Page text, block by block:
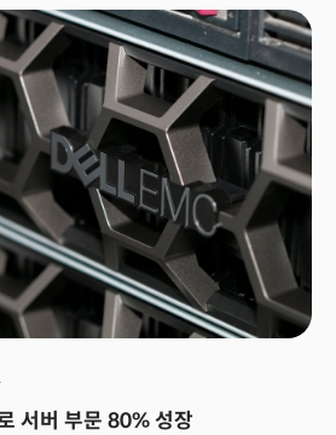
룸버그 이코노믹스는 서비스 인플레이션
월 이후 12월까지 총 세번의 금리인하를
은 부진한 고용 보고서를 소화하는 가운데
포인트) 수준의 점진적인 금리인하를
워치에 따르면 투자자들은 다음주 연준이
50bp 인하 가능성에 27% 베팅. 3. 애플
이 신제품을 발표하는 가을 'It's
번 행사를 통해 AI 기능이 포함된 아이폰16이
로 애플의 아이폰 출시 이벤트와
향을 끼치지 못하지만 이번에는 사상 최초로
회에 대한 업데이트나 AI 이니셔티브에 대한
로 전망. 월가는 인공지능 기능이 추가된
가 증가할 것으로 전망. 댄 아이브스, 웨드부시
가장 큰 업그레이드 주기가 시작될 것.'이라
카말리 해리스 부통령과 도널드 트럼프 전
서도 방송이 될 예정. 시장은 토론 결과에 따라
서버 부문 80% 성장